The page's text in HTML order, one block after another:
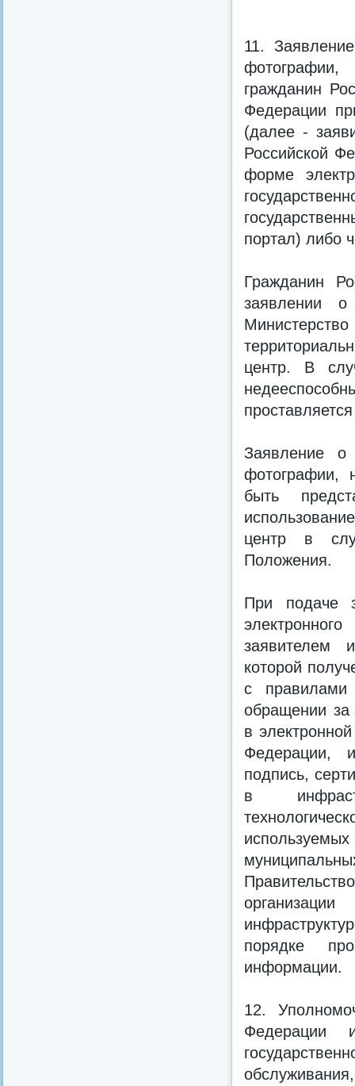
11.
гражданин
Федерации
(далее -
Российской
форме
портал) либо
Гражданин
заявлении
центр. В
Заявление
фотографии,
быть
центр в
Положения.
При подаче
заявителем
которой
с правилами
обращении за
в
Федерации,
подпись,
в
порядке
информации.
12.
Федерации